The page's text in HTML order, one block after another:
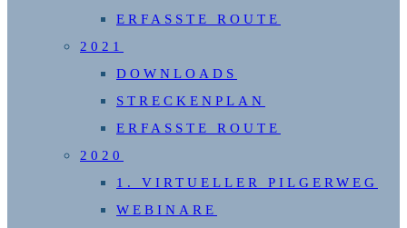
ERFASSTE ROUTE
2021
DOWNLOADS
STRECKENPLAN
ERFASSTE ROUTE
2020
1. VIRTUELLER PILGERWEG
WEBINARE